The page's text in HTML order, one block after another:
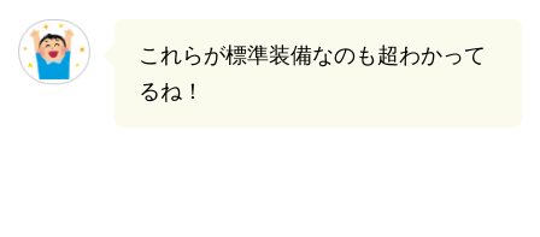
これらが標準装備なのも超わかって
るね！